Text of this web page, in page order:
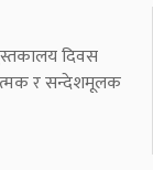
दिवस
र सन्देशमूलक